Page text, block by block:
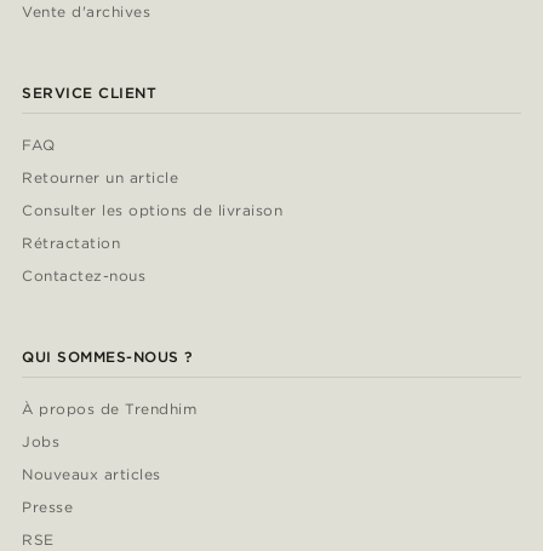
Vente d'archives
SERVICE CLIENT
FAQ
Retourner un article
Consulter les options de livraison
Rétractation
Contactez-nous
QUI SOMMES-NOUS ?
À propos de Trendhim
Jobs
Nouveaux articles
Presse
RSE